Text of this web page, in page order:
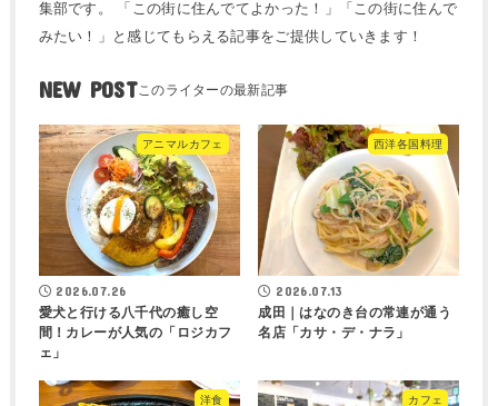
集部です。 「この街に住んでてよかった！」「この街に住んで
みたい！」と感じてもらえる記事をご提供していきます！
NEW POST
アニマルカフェ
2026.07.26
愛犬と行ける八千代の癒し空
間！カレーが人気の「ロジカフ
ェ」
西洋各国料理
2026.07.13
成田｜はなのき台の常連が通う
名店「カサ・デ・ナラ」
洋食 カフェ